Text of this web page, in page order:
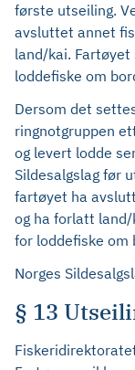
første utseiling.
avsluttet annet
land/kai. Fartøyet
loddefiske om
Dersom det
ringnotgruppen
og levert lodde
Sildesalgslag før
fartøyet ha
og ha forlatt
for loddefiske om
Norges
§ 13